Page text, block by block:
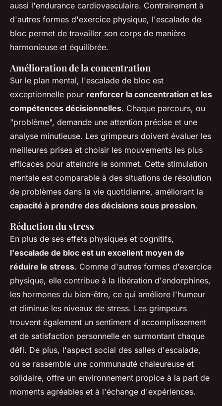
aussi l'endurance cardiovasculaire. Contrairement à
d'autres formes d'exercice physique, l'escalade de
bloc permet de travailler son corps de manière
harmonieuse et équilibrée.
Amélioration de la concentration
Sur le plan mental, l'escalade de bloc est
exceptionnelle pour renforcer la concentration et les
compétences décisionnelles. Chaque parcours, ou
"problème", demande une attention précise et une
analyse minutieuse. Les grimpeurs doivent évaluer les
meilleures prises et choisir les mouvements les plus
efficaces pour atteindre le sommet. Cette stimulation
mentale est comparable à des situations de résolution
de problèmes dans la vie quotidienne, améliorant la
capacité à prendre des décisions sous pression.
Réduction du stress
En plus de ses effets physiques et cognitifs,
l'escalade de bloc est un excellent moyen de
réduire le stress. Comme d'autres formes d'exercice
physique, elle contribue à la libération d'endorphines,
les hormones du bien-être, ce qui améliore l'humeur
et diminue les niveaux de stress. Les grimpeurs
trouvent également un sentiment d'accomplissement
et de satisfaction personnelle en surmontant chaque
défi. De plus, l'aspect social des salles d'escalade,
où se rassemble une communauté chaleureuse et
solidaire, offre un environnement propice à la part de
moments agréables et à l'échange d'expériences.